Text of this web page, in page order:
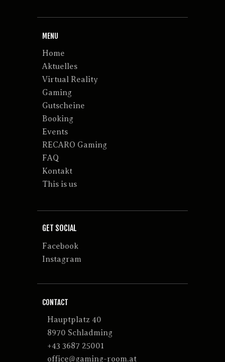
MENU
Home
Aktuelles
Virtual Reality
Gaming
Gutscheine
Booking
Events
RECARO Gaming
FAQ
Kontakt
This is us
GET SOCIAL
Facebook
Instagram
CONTACT
Hauptplatz 40
8970 Schladming
+43 3687 25001
office@gaming-room.at